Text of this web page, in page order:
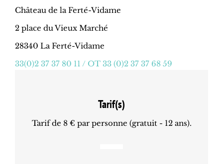
Château de la Ferté-Vidame
2 place du Vieux Marché
28340 La Ferté-Vidame
33(0)2 37 37 80 11 / OT 33 (0)2 37 37 68 59
Tarif(s)
Tarif de 8 € par personne (gratuit - 12 ans).